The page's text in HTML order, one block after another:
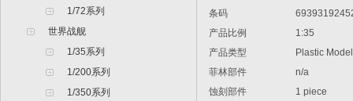
1/72系列
世界战舰
1/35系列
1/200系列
1/350系列
条码
产品比例
1:35
产品类型
Plastic Model
菲林部件
n/a
蚀刻部件
1 piece